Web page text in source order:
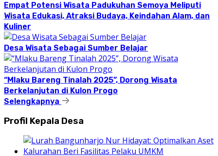
Empat Potensi Wisata Padukuhan Semoya Meliputi
Wisata Edukasi, Atraksi Budaya, Keindahan Alam, dan
Kuliner
Desa Wisata Sebagai Sumber Belajar
“Mlaku Bareng Tinalah 2025”, Dorong Wisata
Berkelanjutan di Kulon Progo
Selengkapnya
Profil Kepala Desa